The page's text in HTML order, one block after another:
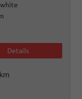
Details